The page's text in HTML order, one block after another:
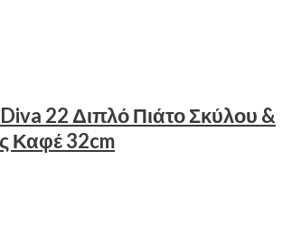
22 Διπλό Πιάτο Σκύλου &
Καφέ 32cm